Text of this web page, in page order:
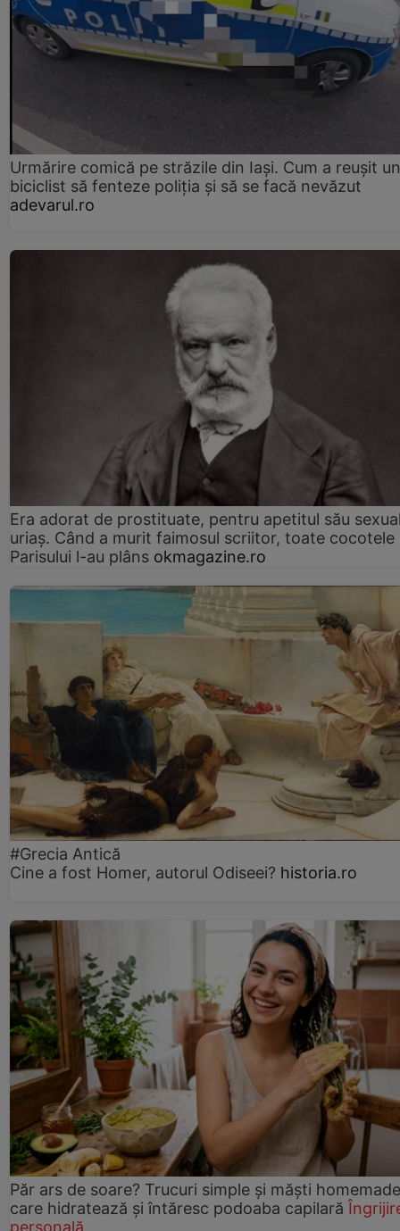
Urmărire comică pe străzile din Iași. Cum a reușit un
biciclist să fenteze poliția și să se facă nevăzut
adevarul.ro
Era adorat de prostituate, pentru apetitul său
uriaș. Când a murit faimosul scriitor, toate cocotele
Parisului l-au plâns okmagazine.ro
#Grecia Antică
Cine a fost Homer, autorul Odiseei? historia.ro
Păr ars de soare? Trucuri simple și măști homemade
care hidratează și întăresc podoaba capilară
personală